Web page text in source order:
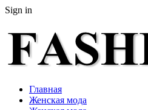
Sign in
Главная
Женская мода